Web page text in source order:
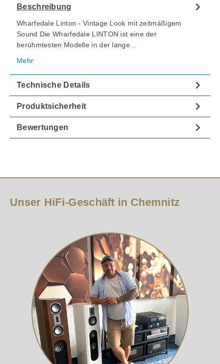
Beschreibung
Wharfedale Linton - Vintage Look mit zeitmäßigem
Sound Die Wharfedale LINTON ist eine der
berühmtesten Modelle in der lange…
Mehr
Technische Details
Produktsicherheit
Bewertungen
Unser HiFi-Geschäft in Chemnitz